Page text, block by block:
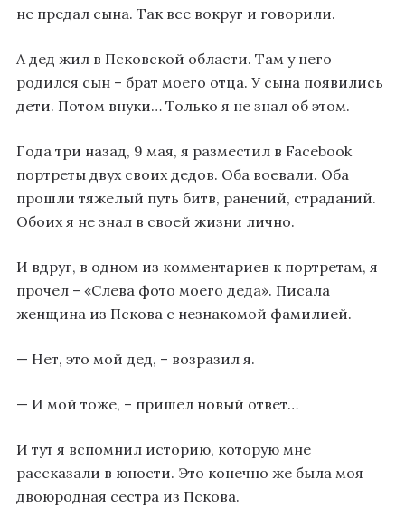
не предал сына. Так все вокруг и говорили.
А дед жил в Псковской области. Там у него
родился сын – брат моего отца. У сына появились
дети. Потом внуки… Только я не знал об этом.
Года три назад, 9 мая, я разместил в Facebook
портреты двух своих дедов. Оба воевали. Оба
прошли тяжелый путь битв, ранений, страданий.
Обоих я не знал в своей жизни лично.
И вдруг, в одном из комментариев к портретам, я
прочел – «Слева фото моего деда». Писала
женщина из Пскова с незнакомой фамилией.
— Нет, это мой дед, – возразил я.
— И мой тоже, – пришел новый ответ…
И тут я вспомнил историю, которую мне
рассказали в юности. Это конечно же была моя
двоюродная сестра из Пскова.